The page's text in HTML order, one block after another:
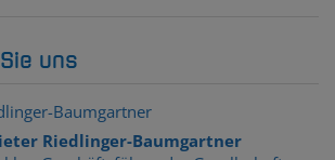
uns
Riedlinger-Baumgartner